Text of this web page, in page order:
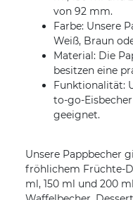
von 92 mm.
Farbe: Unsere
Weiß, Braun
Material: Die
besitzen eine
Funktionalität:
to-go-
geeignet.
Unsere Pappbecher
fröhlichem Früchte-
ml, 150 ml und 200